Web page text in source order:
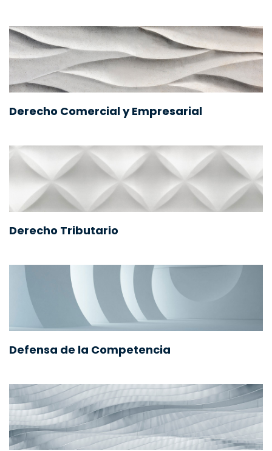
Derecho Comercial y Empresarial
Derecho Tributario
Defensa de la Competencia